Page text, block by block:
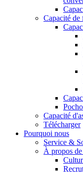
Capacité
Capacité
Télécharger
Pourquoi nous
Service &
À propos